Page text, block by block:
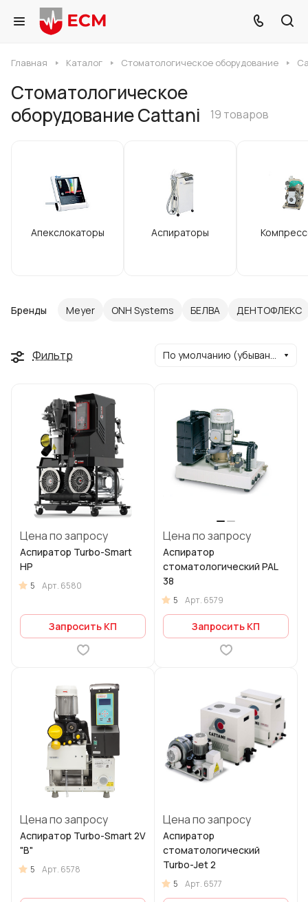
Главная Каталог Стоматологическое оборудование
Стоматологическое
оборудование Cattani
19 товаров
Апекслокаторы Аспираторы
Бренды Meyer ONH Systems БЕЛВА ДЕНТОФЛЕКС
Фильтр По умолчанию (убывание)
Цена по запросу
Аспиратор Turbo-Smart
HP
5 Арт. 6580
Запросить КП
Цена по запросу
Аспиратор
стоматологический PAL
38
5 Арт. 6579
Запросить КП
Цена по запросу
Аспиратор Turbo-Smart 2V
"B"
5 Арт. 6578
Цена по запросу
Аспиратор
стоматологический
Turbo-Jet 2
5 Арт. 6577